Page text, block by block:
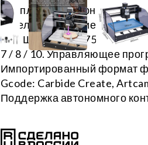
Комплект фрезерного
отдельно. Питание: 24 В,
н/м. Шпиндель 775 ER11,
7 / 8 / 10. Управляющее
Импортированный формат
Gcode: Carbide Create,
Поддержка автономного